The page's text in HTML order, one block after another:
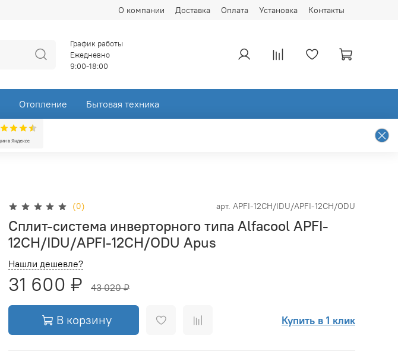
О компании Доставка Оплата Установка Контакты
График работы
Ежедневно
9:00-18:00
Отопление Бытовая техника
(0) арт. APFI-12CH/IDU/APFI-12CH/ODU
Сплит-система инверторного типа Alfacool APFI-
12CH/IDU/APFI-12CH/ODU Apus
Нашли дешевле?
31 600 ₽ 43 020 ₽
В корзину Купить в 1 клик